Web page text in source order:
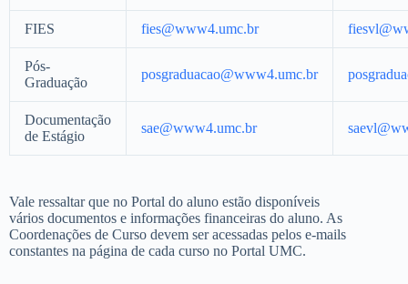
FIES fies@www4.umc.br
Pós-
Graduação
posgraduacao@www4.umc.br
Documentação
de Estágio
sae@www4.umc.br
Vale ressaltar que no Portal do aluno estão disponíveis
vários documentos e informações financeiras do aluno. As
Coordenações de Curso devem ser acessadas pelos e-mails
constantes na página de cada curso no Portal UMC.